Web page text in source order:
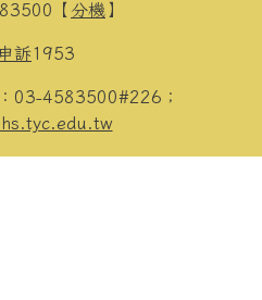
【 分機 】
訴1953
03-4583500#226；